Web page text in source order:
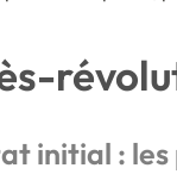
initial :